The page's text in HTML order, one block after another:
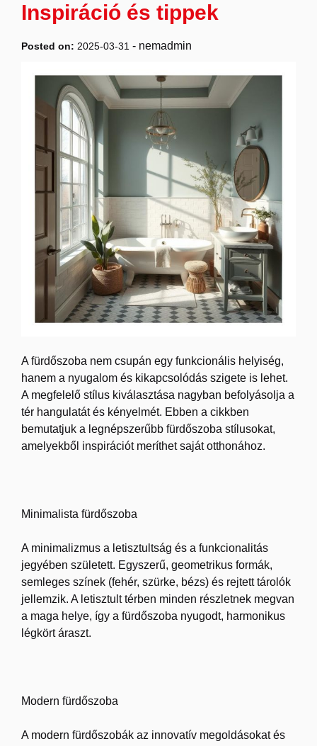
Inspiráció és tippek
Posted on: 2025-03-31 - nemadmin
A fürdőszoba nem csupán egy funkcionális helyiség,
hanem a nyugalom és kikapcsolódás szigete is lehet.
A megfelelő stílus kiválasztása nagyban befolyásolja a
tér hangulatát és kényelmét. Ebben a cikkben
bemutatjuk a legnépszerűbb fürdőszoba stílusokat,
amelyekből inspirációt meríthet saját otthonához.
Minimalista fürdőszoba
A minimalizmus a letisztultság és a funkcionalitás
jegyében született. Egyszerű, geometrikus formák,
semleges színek (fehér, szürke, bézs) és rejtett tárolók
jellemzik. A letisztult térben minden részletnek megvan
a maga helye, így a fürdőszoba nyugodt, harmonikus
légkört áraszt.
Modern fürdőszoba
A modern fürdőszobák az innovatív megoldásokat és